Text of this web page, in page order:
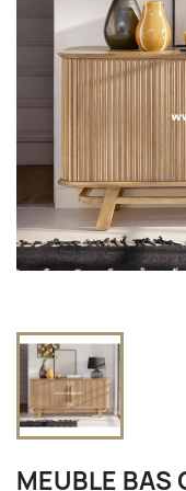
MEUBLE BAS